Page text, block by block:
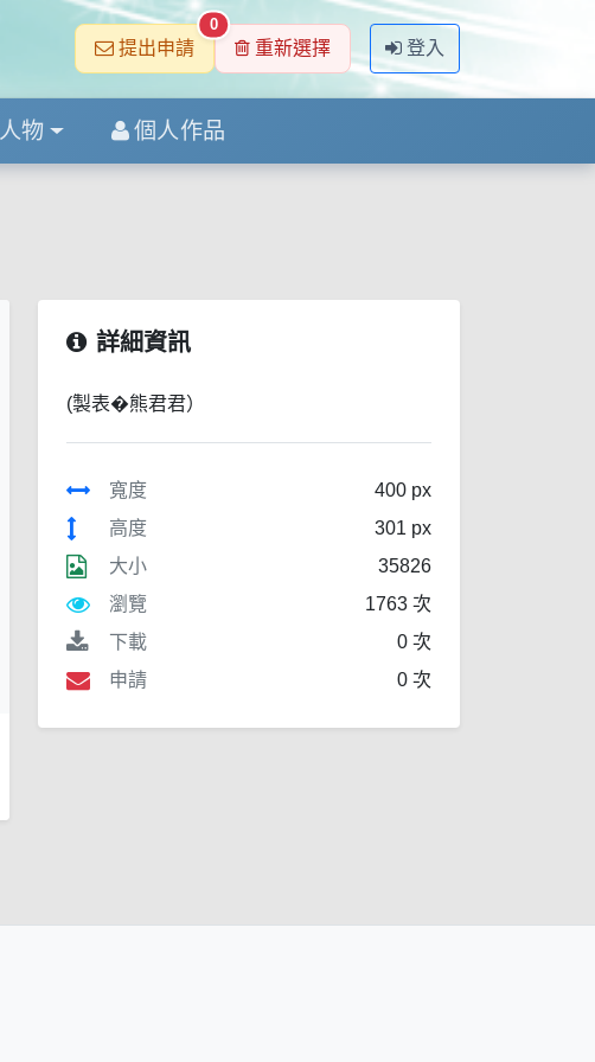
提出申請
0
重新選擇 登入
人物 個人作品
詳細資訊
(製表�熊君君）
寬度
400 px
高度
301 px
大小
35826
瀏覽
1763 次
下載
0 次
申請
0 次